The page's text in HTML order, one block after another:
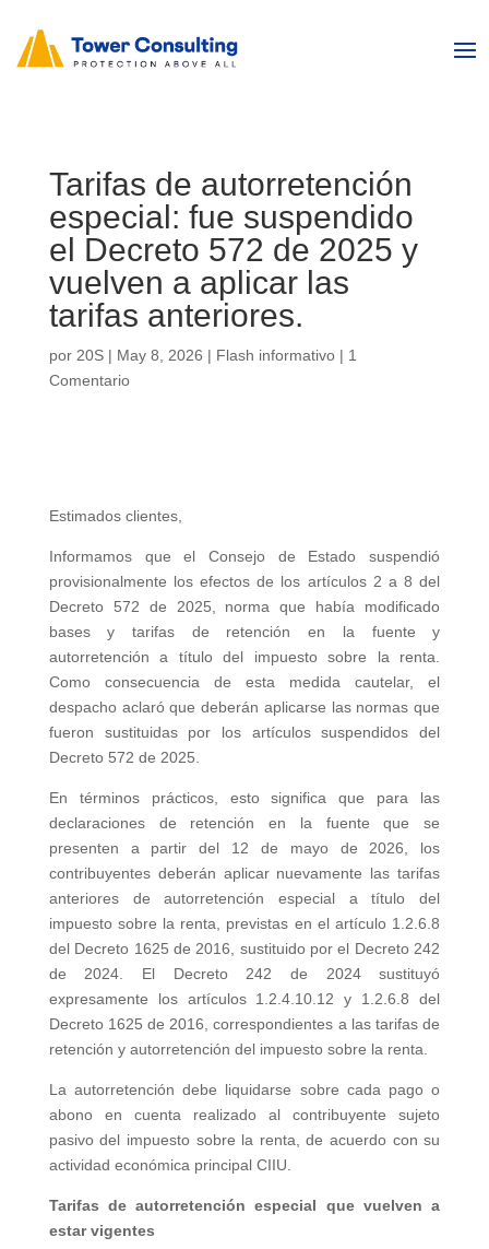
Tarifas de autorretención
especial: fue suspendido
el Decreto 572 de 2025 y
vuelven a aplicar las
tarifas anteriores.
por 20S| May 8, 2026 | Flash informativo| 1
Comentario
Estimados clientes,
Informamos que el Consejo de Estado suspendió
provisionalmente los efectos de los artículos 2 a 8 del
Decreto 572 de 2025, norma que había modificado
bases y tarifas de retención en la fuente y
autorretención a título del impuesto sobre la renta.
Como consecuencia de esta medida cautelar, el
despacho aclaró que deberán aplicarse las normas que
fueron sustituidas por los artículos suspendidos del
Decreto 572 de 2025.
En términos prácticos, esto significa que para las
declaraciones de retención en la fuente que se
presenten a partir del 12 de mayo de 2026, los
contribuyentes deberán aplicar nuevamente las tarifas
anteriores de autorretención especial a título del
impuesto sobre la renta, previstas en el artículo 1.2.6.8
del Decreto 1625 de 2016, sustituido por el Decreto 242
de 2024. El Decreto 242 de 2024 sustituyó
expresamente los artículos 1.2.4.10.12 y 1.2.6.8 del
Decreto 1625 de 2016, correspondientes a las tarifas de
retención y autorretención del impuesto sobre la renta.
La autorretención debe liquidarse sobre cada pago o
abono en cuenta realizado al contribuyente sujeto
pasivo del impuesto sobre la renta, de acuerdo con su
actividad económica principal CIIU.
Tarifas de autorretención especial que vuelven a
estar vigentes